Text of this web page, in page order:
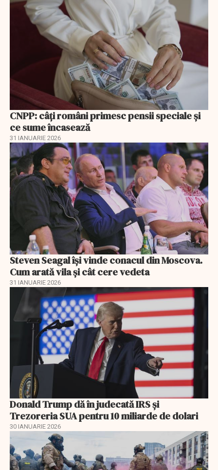
CNPP: câți români primesc pensii speciale și
ce sume încasează
31 IANUARIE 2026
Steven Seagal își vinde conacul din Moscova.
Cum arată vila și cât cere vedeta
31 IANUARIE 2026
Donald Trump dă în judecată IRS și
Trezoreria SUA pentru 10 miliarde de dolari
30 IANUARIE 2026